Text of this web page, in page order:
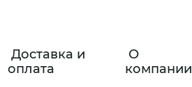
Доставка и
оплата
О
компании